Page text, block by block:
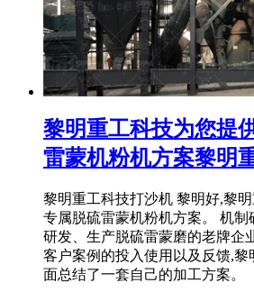
黎明重工科技为您提
雷蒙机粉机方案黎明
黎明重工科技打沙机 黎明好,黎
专属脱硫雷蒙机粉机方案。 机制
研发、生产脱硫雷蒙磨的老牌企
客户案例的投入使用以及反馈,
面总结了一套自己的加工方案。